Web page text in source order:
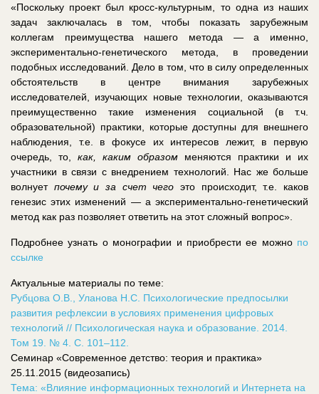
«Поскольку проект был кросс-культурным, то одна из наших
задач заключалась в том, чтобы показать зарубежным
коллегам преимущества нашего метода — а именно,
экспериментально-генетического метода, в проведении
подобных исследований. Дело в том, что в силу определенных
обстоятельств в центре внимания зарубежных
исследователей, изучающих новые технологии, оказываются
преимущественно такие изменения социальной (в т.ч.
образовательной) практики, которые доступны для внешнего
наблюдения, т.е. в фокусе их интересов лежит, в первую
очередь, то, как, каким образом меняются практики и их
участники в связи с внедрением технологий. Нас же больше
волнует почему и за счет чего это происходит, т.е. каков
генезис этих изменений — а экспериментально-генетический
метод как раз позволяет ответить на этот сложный вопрос».
Подробнее узнать о монографии и приобрести ее можно по
ссылке
Актуальные материалы по теме:
Рубцова О.В., Уланова Н.С. Психологические предпосылки
развития рефлексии в условиях применения цифровых
технологий // Психологическая наука и образование. 2014.
Том 19. № 4. С. 101–112.
Семинар «Современное детство: теория и практика»
25.11.2015 (видеозапись)
Тема: «Влияние информационных технологий и Интернета на